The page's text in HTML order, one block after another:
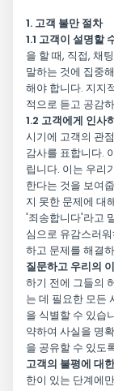
1. 고객 불만 절차
1.1 고객이 설명할
을 할 때, 직접, 채
말하는 것에 집중
해야 합니다. 지지
적으로 듣고 공감
1.2 고객에게 인사
시기에 고객의 관
감사를 표합니다.
립니다. 이는 우리
한다는 것을 보여
지 못한 문제에 대
'죄송합니다'라고
심으로 유감스러
하고 문제를 해결
질문하고 우리의
하기 전에 그들의
는 데 필요한 모든
을 식별할 수 있습
약하여 사실을 명
을 공유할 수 있도
고객의 불평에 대
한이 있는 단계에